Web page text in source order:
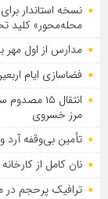
نسخه استاندار
محله‌محور» کلید
مدارس از اول
فضاسازی ایام
انتقال ۱۵
مرز خسروی
تأمین بی‌وقفه آرد
نان کامل از
ترافیک پرحجم در